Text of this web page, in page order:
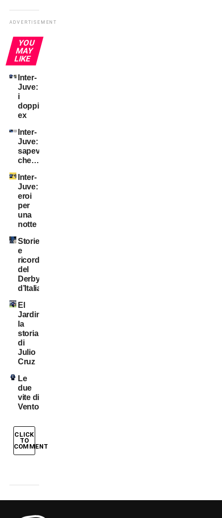
ADVERTISEMENT
YOU
MAY
LIKE
Inter-
Juve:
i
doppi
ex
Inter-
Juve:
sapevate
che…?
Inter-
Juve:
eroi
per
una
notte
Storie
e
ricordi
del
Derby
d’Italia
El
Jardinero:
la
storia
di
Julio
Cruz
Le
due
vite di
Ventola
CLICK
TO
COMMENT